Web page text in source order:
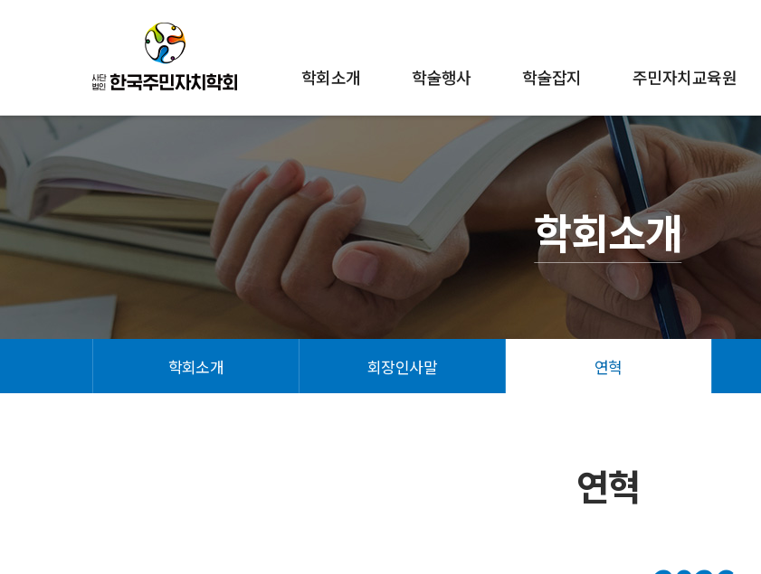
학회소개 학술행사 학술잡지 주민자치교육원
학회소개
학회소개 회장인사말 연혁
연혁